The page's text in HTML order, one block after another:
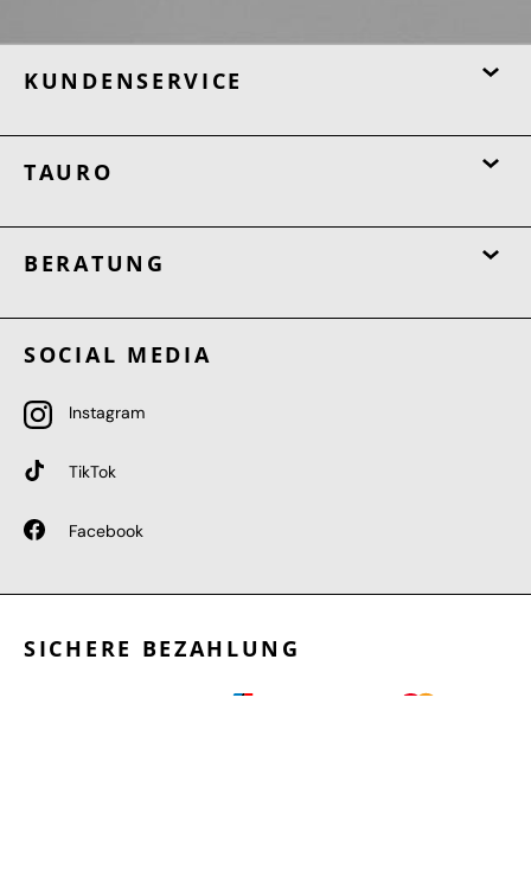
KUNDENSERVICE
TAURO
BERATUNG
SOCIAL MEDIA
Instagram
TikTok
Facebook
SICHERE BEZAHLUNG